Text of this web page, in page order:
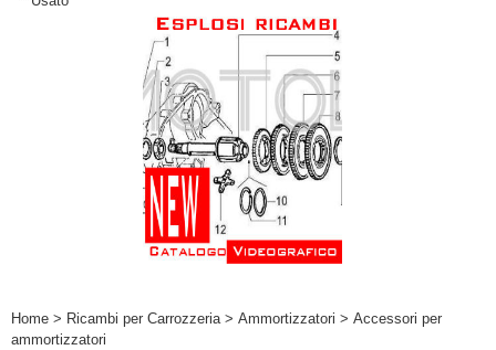
Home > Ricambi per Carrozzeria> Ammortizzatori > Accessori per
ammortizzatori